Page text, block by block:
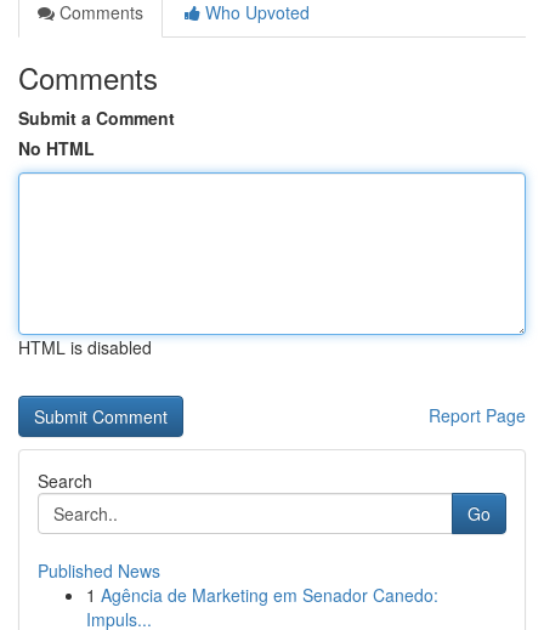
Comments
Who Upvoted
Comments
Submit a Comment
No HTML
HTML is disabled
Report Page
Search
Go
Published News
1 Agência de Marketing em Senador Canedo:
Impuls...